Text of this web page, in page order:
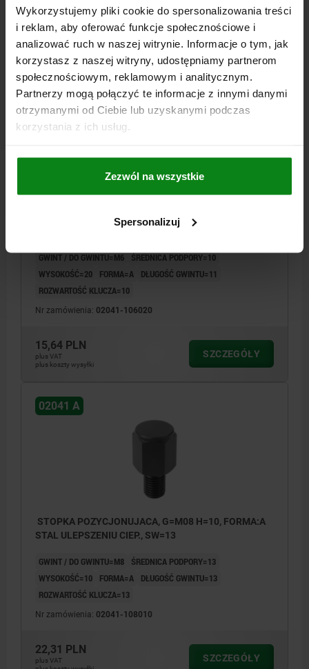
Wykorzystujemy pliki cookie do spersonalizowania treści
i reklam, aby oferować funkcje społecznościowe i
analizować ruch w naszej witrynie. Informacje o tym, jak
korzystasz z naszej witryny, udostępniamy partnerom
społecznościowym, reklamowym i analitycznym.
Partnerzy mogą połączyć te informacje z innymi danymi
otrzymanymi od Ciebie lub uzyskanymi podczas
korzystania z ich usług.
Zezwól na wszystkie
Spersonalizuj
Nr zamówienia: 02041-106010
18,07 PLN
plus koszty wysyłki
SZCZEGÓŁY
02041 A
STOPKA POZYCJONUJACA, G=M06 H=20, FORMA:A
STAL ULEPSZENIU CIEP., SW=10
GWINT / DO GWINTU=M6 ŚREDNICA PODPORY=10
WYSOKOŚĆ=20
FORMA=A
DŁUGOŚĆ GWINTU=11
ROZWARTOŚĆ KLUCZA=10
Nr zamówienia: 02041-106020
15,64 PLN
plus VAT
plus koszty wysyłki
SZCZEGÓŁY
02041 A
STOPKA POZYCJONUJACA, G=M08 H=10, FORMA:A
STAL ULEPSZENIU CIEP., SW=13
GWINT / DO GWINTU=M8
ŚREDNICA PODPORY=13
WYSOKOŚĆ=10
FORMA=A
DŁUGOŚĆ GWINTU=13
ROZWARTOŚĆ KLUCZA=13
Nr zamówienia: 02041-108010
22,31 PLN
plus VAT
SZCZEGÓŁY